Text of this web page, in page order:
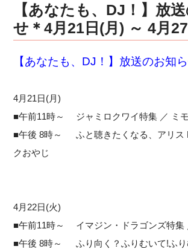
【あなたも、DJ！】放
せ＊4月21日(月) ～ 4月
【あなたも、DJ！】放送のお知
4月21日(月)
■午前11時～ ジャミロクワイ特集 ／ ミ
■午後 8時～ ふと聴きたくなる、アリス
クおやじ
4月22日(火)
■午前11時～ イマジン・ドラゴンズ特集
■午後 8時～ ふり向く？ふりむいて!ふり